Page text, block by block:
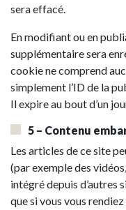
sera effacé.
En modifiant ou en
supplémentaire sera
cookie ne comprend
simplement l’ID de la
Il expire au bout d’un
5 – Contenu
Les articles de ce site
(par exemple des
intégré depuis d’autres
que si vous vous